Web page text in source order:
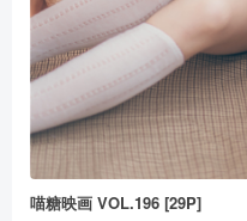
喵糖映画 VOL.196 [29P]